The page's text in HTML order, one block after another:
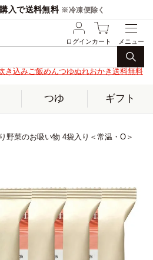
入で送料無料 ※冷凍便除く
ログインカート
き込みご飯めんつゆぬれおかき 送料無料
つゆ ギフト
野菜のお吸い物 4袋入り＜常温・O＞